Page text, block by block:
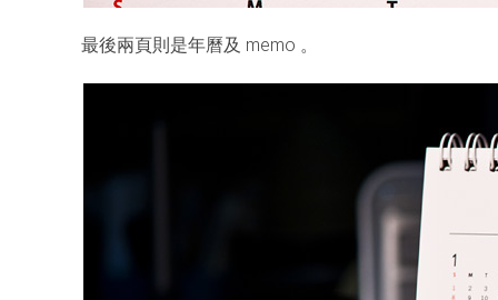
最後兩頁則是年曆及 memo 。